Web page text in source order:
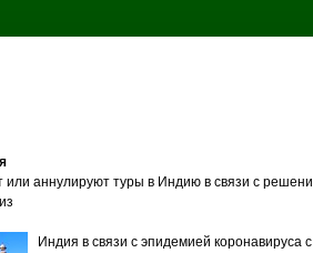
или аннулируют туры в Индию в связи с
Индия в связи с эпидемией